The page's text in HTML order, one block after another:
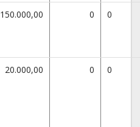
150.000,00 0 0
20.000,00 0 0